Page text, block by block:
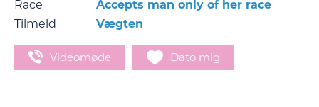
Race
Accepts man only of her race
Tilmeld
Vægten
Videomøde Dato mig